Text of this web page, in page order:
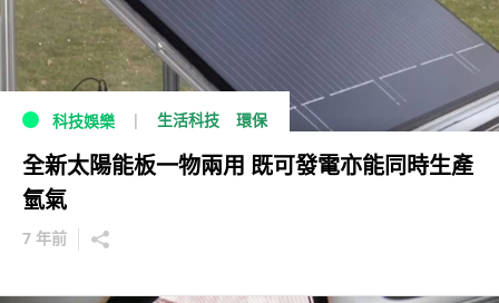
科技娛樂 生活科技 環保
全新太陽能板一物兩用 既可發電亦能同時生產
氫氣
7 年前